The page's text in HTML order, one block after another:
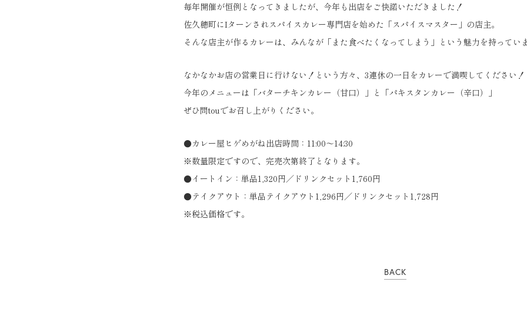
毎年開催が恒例となってきましたが、今年も出店をご快諾いただきました！
佐久穂町にIターンされスパイスカレー専門店を始めた「スパイスマスター」の店主。
そんな店主が作るカレーは、みんなが「また食べたくなってしまう」という魅力を持ってい
なかなかお店の営業日に行けない！という方々、3連休の一日をカレーで満喫してください！
今年のメニューは「バターチキンカレー（甘口）」と「パキスタンカレー（辛口）」
ぜひ問touでお召し上がりください。
●カレー屋ヒゲめがね出店時間：11:00～14:30
※数量限定ですので、完売次第終了となります。
●イートイン：単品1,320円／ドリンクセット1,760円
●テイクアウト：単品テイクアウト1,296円／ドリンクセット1,728円
※税込価格です。
BACK